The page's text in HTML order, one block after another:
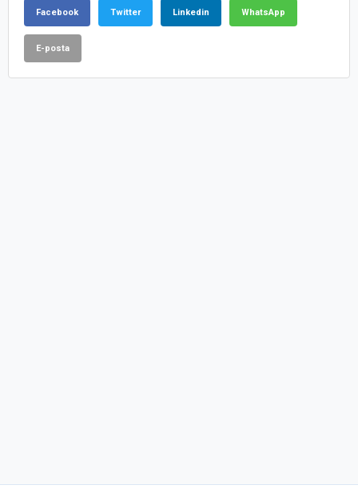
Facebook Twitter Linkedin WhatsApp
E-posta